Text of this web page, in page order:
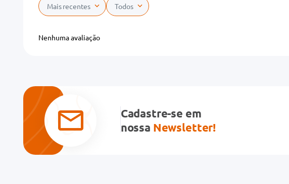
Adicionar avaliação
Avalie o produto de 1 a 5 estrelas
★★★
Seu nome
Mais recentes Todos
Nenhuma avaliação
Cadastre-se em
nossa Newsletter!